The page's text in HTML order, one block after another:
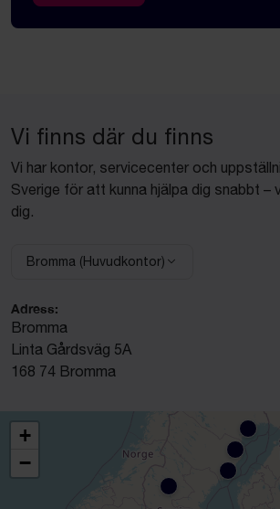
Vi finns där du finns
Vi har kontor, servicecenter och
Sverige för att kunna hjälpa dig snabbt –
dig.
Välj anläggning:
Bromma (Huvudkontor)
Adress:
Bromma
Linta Gårdsväg 5A
168 74 Bromma
+
−